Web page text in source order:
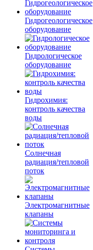
Гидрогеологическое
оборудование
Гидрологическое
оборудование
Гидрохимия:
контроль качества
воды
Солнечная
радиация/тепловой
поток
Электромагнитные
клапаны